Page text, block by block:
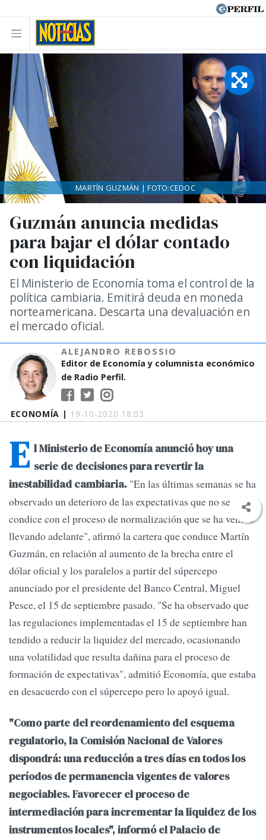
ECONOMÍA | 19-10-2020 18:03
Guzmán anuncia medidas
para bajar el dólar contado
con liquidación
El Ministerio de Economía toma el control de la
política cambiaria. Emitirá deuda en moneda
norteamericana. Descarta una devaluación en
el mercado oficial.
ALEJANDRO REBOSSIO
Editor de Economía y columnista económico
de Radio Perfil.
MARTÍN GUZMÁN | FOTO:CEDOC
E l Ministerio de Economía anunció hoy una
serie de decisiones para revertir la
inestabilidad cambiaria. "En las últimas semanas se ha
observado un deterioro de las expectativas que no se
condice con el proceso de normalización que se ha venido
llevando adelante", afirmó la cartera que conduce Martín
Guzmán, en relación al aumento de la brecha entre el
dólar oficial y los paralelos a partir del súpercepo
anunciado por el presidente del Banco Central, Miguel
Pesce, el 15 de septiembre pasado. "Se ha observado que
las regulaciones implementadas el 15 de septiembre han
tendido a reducir la liquidez del mercado, ocasionando
una volatilidad que resulta dañina para el proceso de
formación de expectativas", admitió Economía, que estaba
en desacuerdo con el súpercepo pero lo apoyó igual.
"Como parte del reordenamiento del esquema
regulatorio, la Comisión Nacional de Valores
dispondrá: una reducción a tres días en todos los
períodos de permanencia vigentes de valores
negociables. Favorecer el proceso de
intermediación para incrementar la liquidez de los
instrumentos locales", informó el Palacio de